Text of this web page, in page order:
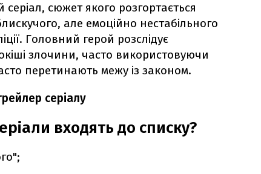
сюжет якого розгортається
але емоційно нестабільного
Головний герой розслідує
злочини, часто використовуючи
перетинають межу із законом.
серіалу
входять до списку?